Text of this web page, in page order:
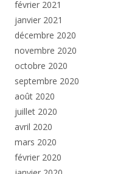
février 2021
janvier 2021
décembre 2020
novembre 2020
octobre 2020
septembre 2020
août 2020
juillet 2020
avril 2020
mars 2020
février 2020